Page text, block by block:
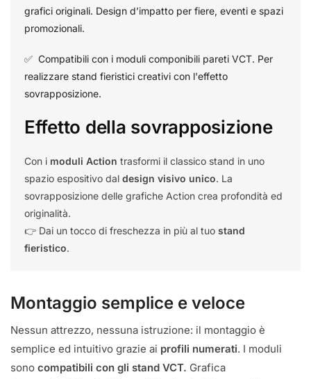
grafici originali. Design d’impatto per fiere, eventi e spazi
promozionali.
✅ Compatibili con i moduli componibili pareti VCT. Per
realizzare stand fieristici creativi con l'effetto
sovrapposizione.
Effetto della sovrapposizione
Con i moduli Action trasformi il classico stand in uno
spazio espositivo dal design visivo unico. La
sovrapposizione delle grafiche Action crea profondità ed
originalità.
👉 Dai un tocco di freschezza in più al tuo stand
fieristico.
Montaggio semplice e veloce
Nessun attrezzo, nessuna istruzione: il montaggio è
semplice ed intuitivo grazie ai profili numerati. I moduli
sono compatibili con gli stand VCT. Grafica